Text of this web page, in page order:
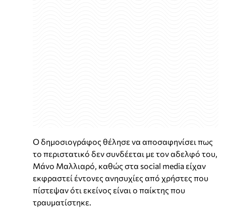
Ο δημοσιογράφος θέλησε να αποσαφηνίσει πως
το περιστατικό δεν συνδέεται με τον αδελφό του,
Μάνο Μαλλιαρό, καθώς στα social media είχαν
εκφραστεί έντονες ανησυχίες από χρήστες που
πίστεψαν ότι εκείνος είναι ο παίκτης που
τραυματίστηκε.